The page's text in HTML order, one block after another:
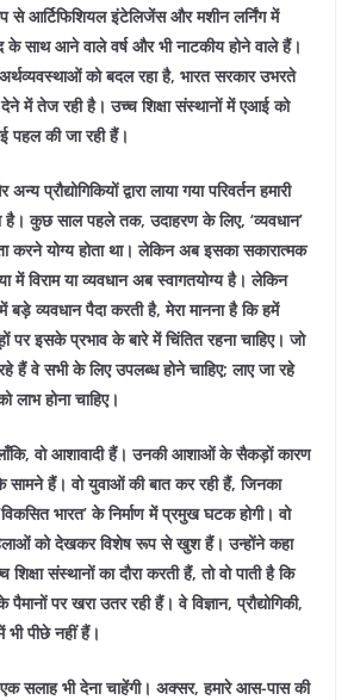
से आर्टिफिशियल इंटेलिजेंस और मशीन लर्निंग में
के साथ आने वाले वर्ष और भी नाटकीय होने वाले हैं।
को बदल रहा है, भारत सरकार उभरते
देने में तेज रही है। उच्च शिक्षा संस्थानों में एआई को
की जा रही हैं।
प्रौद्योगिकियों द्वारा लाया गया परिवर्तन हमारी
है। कुछ साल पहले तक, उदाहरण के लिए, ‘व्यवधान’
करने योग्य होता था। लेकिन अब इसका सकारात्मक
में विराम या व्यवधान अब स्वागतयोग्य है। लेकिन
बड़े व्यवधान पैदा करती है, मेरा मानना ​​है कि हमें
पर इसके प्रभाव के बारे में चिंतित रहना चाहिए। जो
हैं वे सभी के लिए उपलब्ध होने चाहिए; लाए जा रहे
लाभ होना चाहिए।
वो आशावादी हैं। उनकी आशाओं के सैकड़ों कारण
हैं। वो युवाओं की बात कर रही हैं, जिनका
भारत’ के निर्माण में प्रमुख घटक होगी। वो
को देखकर विशेष रूप से खुश हैं। उन्होंने कहा
संस्थानों का दौरा करती हैं, तो वो पाती है कि
पैमानों पर खरा उतर रही हैं। वे विज्ञान, प्रौद्योगिकी,
भी पीछे नहीं हैं।
एक सलाह भी देना चाहेंगी। अक्सर, हमारे आस-पास की